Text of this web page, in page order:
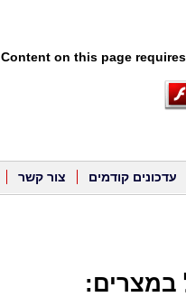
Content on this page
עדכונים קודמים צור קשר